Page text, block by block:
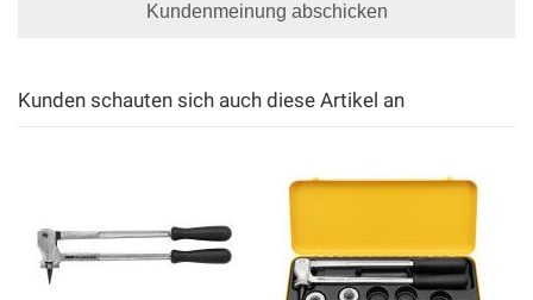
Kundenmeinung abschicken
Kunden schauten sich auch diese Artikel an